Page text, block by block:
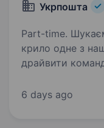
Укрпошта
Part-time. Шукаємо лідера, який візьме під
крило одне з
драйвити
роль у команді: Керувати роботою відділення
6 days ago